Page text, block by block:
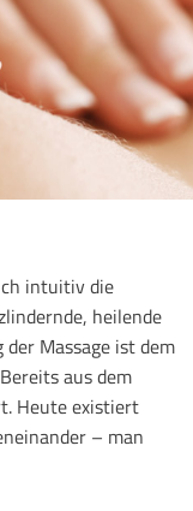
intuitiv die
heilende
Massage ist dem
aus dem
Heute existiert
– man